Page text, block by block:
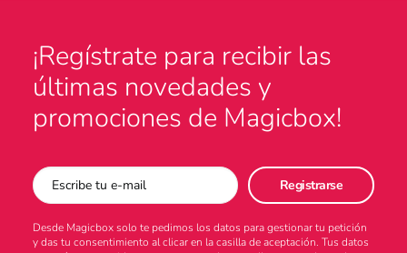
¡Regístrate para recibir las
últimas novedades y
promociones de Magicbox!
Desde Magicbox solo te pedimos los datos para gestionar tu petición
y das tu consentimiento al clicar en la casilla de aceptación. Tus datos